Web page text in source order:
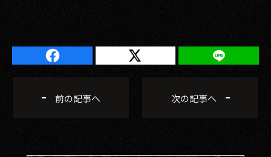
前の記事へ 次の記事へ